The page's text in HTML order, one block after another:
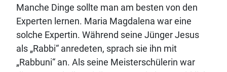
Manche Dinge sollte man am besten von den
Experten lernen. Maria Magdalena war eine
solche Expertin. Während seine Jünger Jesus
als „Rabbi“ anredeten, sprach sie ihn mit
„Rabbuni“ an. Als seine Meisterschülerin war